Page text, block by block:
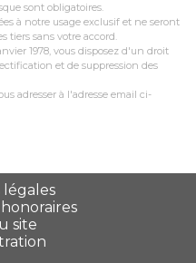
sont obligatoires.
à notre usage exclusif et ne seront
tiers sans votre accord.
1978, vous disposez d'un droit
et de suppression des
adresser à l'adresse email ci-
légales
site